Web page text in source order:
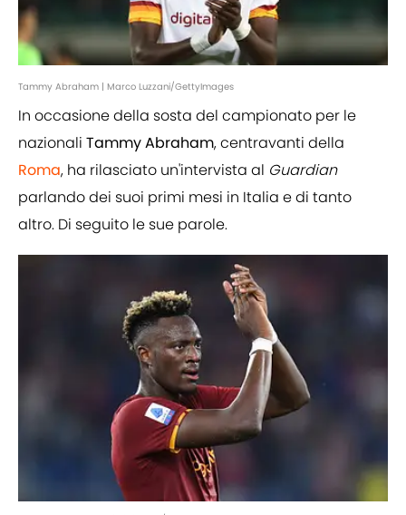
Tammy Abraham | Marco Luzzani/GettyImages
In occasione della sosta del campionato per le
nazionali Tammy Abraham, centravanti della
Roma, ha rilasciato un'intervista al Guardian
parlando dei suoi primi mesi in Italia e di tanto
altro. Di seguito le sue parole.